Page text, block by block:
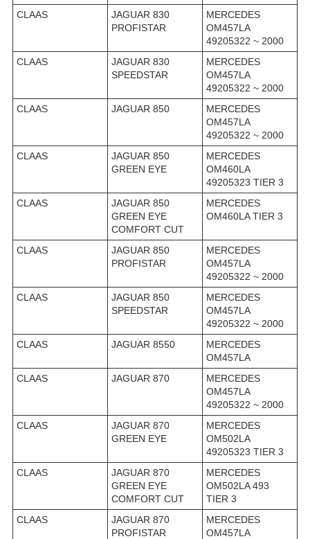
CLAAS
JAGUAR 830
PROFISTAR
MERCEDES
OM457LA
49205322 ~ 2000
CLAAS
JAGUAR 830
SPEEDSTAR
MERCEDES
OM457LA
49205322 ~ 2000
CLAAS
JAGUAR 850
MERCEDES
OM457LA
49205322 ~ 2000
CLAAS
JAGUAR 850
GREEN EYE
MERCEDES
OM460LA
49205323 TIER 3
CLAAS
JAGUAR 850
GREEN EYE
COMFORT CUT
MERCEDES
OM460LA TIER 3
CLAAS
JAGUAR 850
PROFISTAR
MERCEDES
OM457LA
49205322 ~ 2000
CLAAS
JAGUAR 850
SPEEDSTAR
MERCEDES
OM457LA
49205322 ~ 2000
CLAAS
JAGUAR 8550
MERCEDES
OM457LA
CLAAS
JAGUAR 870
MERCEDES
OM457LA
49205322 ~ 2000
CLAAS
JAGUAR 870
GREEN EYE
MERCEDES
OM502LA
49205323 TIER 3
CLAAS
JAGUAR 870
GREEN EYE
COMFORT CUT
MERCEDES
OM502LA 493
TIER 3
CLAAS
JAGUAR 870
PROFISTAR
MERCEDES
OM457LA